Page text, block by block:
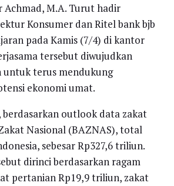
Achmad, M.A. Turut hadir
Konsumer dan Ritel bank bjb
pada Kamis (7/4) di kantor
tersebut diwujudkan
untuk terus mendukung
ekonomi umat.
berdasarkan outlook data zakat
Nasional (BAZNAS), total
sebesar Rp327,6 triliun.
dirinci berdasarkan ragam
pertanian Rp19,9 triliun, zakat